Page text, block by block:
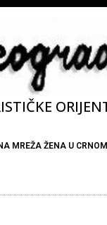
MREŽA ŽENA U CRNOM